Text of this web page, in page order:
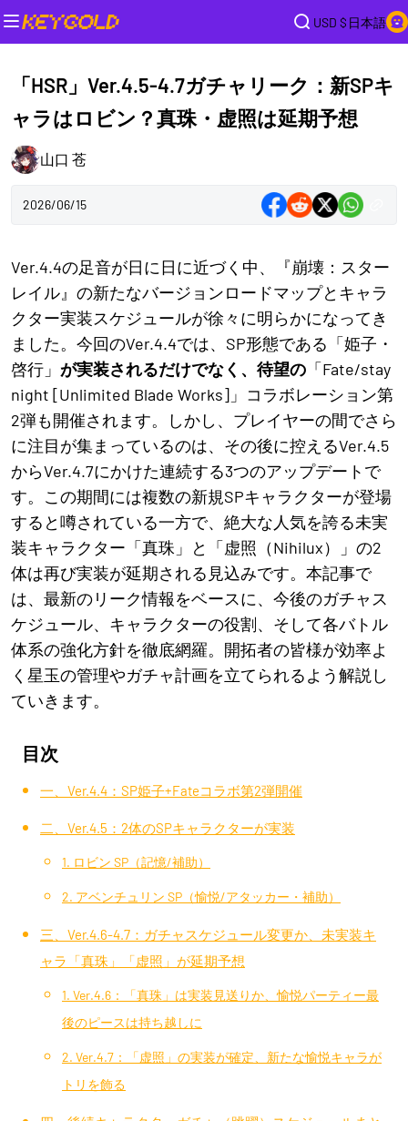
USD $ 日本語
「HSR」Ver.4.5-4.7ガチャリーク：新SPキ
ャラはロビン？真珠・虚照は延期予想
山口 苍
2026/06/15
Ver.4.4の足音が日に日に近づく中、『崩壊：スター
レイル』の新たなバージョンロードマップとキャラ
クター実装スケジュールが徐々に明らかになってき
ました。今回のVer.4.4では、SP形態である「姫子・
啓行」 が実装されるだけでなく、待望の 「Fate/stay
night [Unlimited Blade Works]」コラボレーション第
2弾も開催されます。しかし、プレイヤーの間でさら
に注目が集まっているのは、その後に控えるVer.4.5
からVer.4.7にかけた連続する3つのアップデートで
す。この期間には複数の新規SPキャラクターが登場
すると噂されている一方で、絶大な人気を誇る未実
装キャラクター「真珠」と「虚照（Nihilux）」の2
体は再び実装が延期される見込みです。本記事で
は、最新のリーク情報をベースに、今後のガチャス
ケジュール、キャラクターの役割、そして各バトル
体系の強化方針を徹底網羅。開拓者の皆様が効率よ
く星玉の管理やガチャ計画を立てられるよう解説し
ていきます。
目次
一、Ver.4.4：SP姫子+Fateコラボ第2弾開催
二、Ver.4.5：2体のSPキャラクターが実装
1. ロビン SP（記憶/補助）
2. アベンチュリン SP（愉悦/アタッカー・補助）
三、Ver.4.6-4.7：ガチャスケジュール変更か、未実装キ
ャラ「真珠」「虚照」が延期予想
1. Ver.4.6：「真珠」は実装見送りか、愉悦パーティー最
後のピースは持ち越しに
2. Ver.4.7：「虚照」の実装が確定、新たな愉悦キャラが
トリを飾る